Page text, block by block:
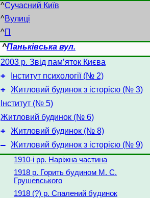
^Сучасний Київ
^Вулиці
^П
^Паньківська вул.
2003 р. Звід пам’яток Києва
+ Інститут психології (№ 2)
+ Житловий будинок з історією (№ 3)
Інститут (№ 5)
Житловий будинок (№ 6)
+ Житловий будинок (№ 8)
– Житловий будинок з історією (№ 9)
1910-і рр. Наріжна частина
1918 р. Горить будином М. С.
Грушевського
1918 (?) р. Спалений будинок